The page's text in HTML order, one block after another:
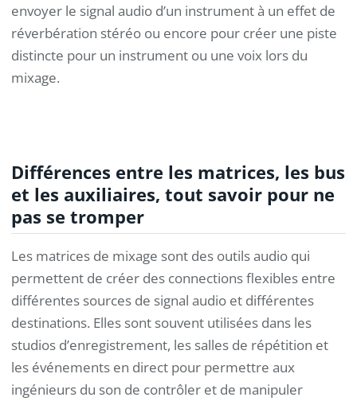
envoyer le signal audio d’un instrument à un effet de
réverbération stéréo ou encore pour créer une piste
distincte pour un instrument ou une voix lors du
mixage.
Différences entre les matrices, les bus
et les auxiliaires, tout savoir pour ne
pas se tromper
Les matrices de mixage sont des outils audio qui
permettent de créer des connections flexibles entre
différentes sources de signal audio et différentes
destinations. Elles sont souvent utilisées dans les
studios d’enregistrement, les salles de répétition et
les événements en direct pour permettre aux
ingénieurs du son de contrôler et de manipuler